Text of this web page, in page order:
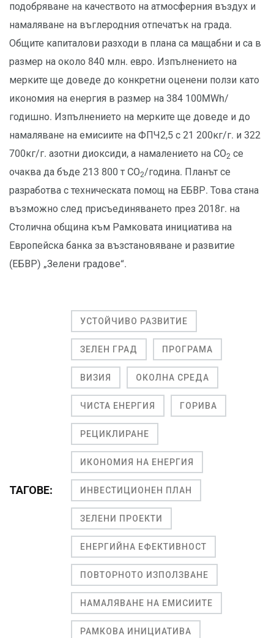
подобряване на качеството на атмосферния въздух и
намаляване на въглеродния отпечатък на града.
Общите капиталови разходи в плана са мащабни и са в
размер на около 840 млн. eвро. Изпълнението на
мерките ще доведе до конкретни оценени ползи като
икономия на енергия в размер на 384 100MWh/
годишно. Изпълнението на мерките ще доведе и до
намаляване на емисиите на ФПЧ2,5 с 21 200кг/г. и 322
700кг/г. азотни диоксиди, а намалението на CO2 се
очаква да бъде 213 800 т CO2/година. Планът се
разработва с техническата помощ на ЕБВР. Това стана
възможно след присъединяването през 2018г. на
Столична община към Рамковата инициатива на
Европейска банка за възстановяване и развитие
(ЕБВР) „Зелени градове“.
ТАГОВЕ:
УСТОЙЧИВО РАЗВИТИЕ
ЗЕЛЕН ГРАД ПРОГРАМА
ВИЗИЯ ОКОЛНА СРЕДА
ЧИСТА ЕНЕРГИЯ ГОРИВА
РЕЦИКЛИРАНЕ
ИКОНОМИЯ НА ЕНЕРГИЯ
ИНВЕСТИЦИОНЕН ПЛАН
ЗЕЛЕНИ ПРОЕКТИ
ЕНЕРГИЙНА ЕФЕКТИВНОСТ
ПОВТОРНОТО ИЗПОЛЗВАНЕ
НАМАЛЯВАНЕ НА ЕМИСИИТЕ
РАМКОВА ИНИЦИАТИВА